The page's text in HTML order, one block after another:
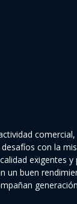
comercial,
con la
exigentes
un buen